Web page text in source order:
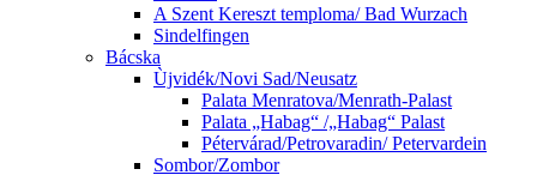
A Szent Kereszt temploma/ Bad Wurzach
Sindelfingen
Bácska
Ùjvidék/Novi Sad/Neusatz
Palata Menratova/Menrath-Palast
Palata „Habag“ /„Habag“ Palast
Pétervárad/Petrovaradin/ Petervardein
Sombor/Zombor